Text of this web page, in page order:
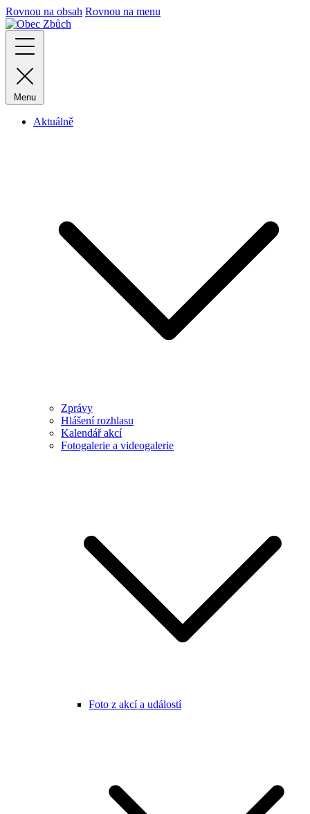
Rovnou na obsah Rovnou na menu
Menu
Aktuálně
Zprávy
Hlášení rozhlasu
Kalendář akcí
Fotogalerie a videogalerie
Foto z akcí a událostí